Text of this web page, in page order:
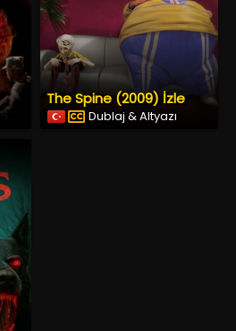
The Spine (2009) İzle
Dublaj & Altyazı